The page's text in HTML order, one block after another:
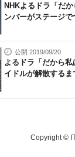
NHKよるドラ「だ
ンバーがステージ
公開 2019/09/20
よるドラ「だから
イドルが解散する
Copyright ©